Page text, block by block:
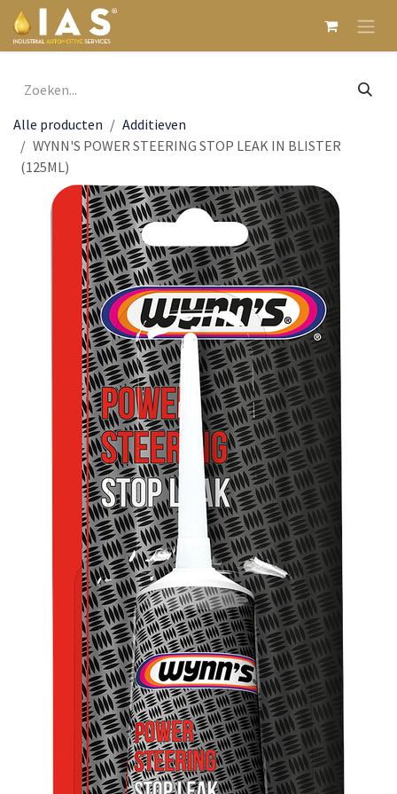
Overslaan naar inhoud
Alle producten
Additieven
WYNN'S POWER STEERING STOP LEAK IN BLISTER
(125ML)